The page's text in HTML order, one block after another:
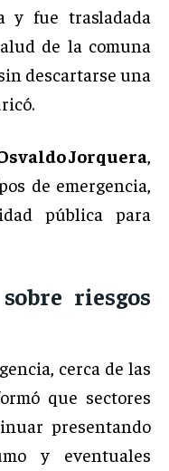
y fue trasladada
de la comuna
descartarse una
Jorquera,
de emergencia,
pública para
riesgos
cerca de las
que sectores
presentando
y eventuales